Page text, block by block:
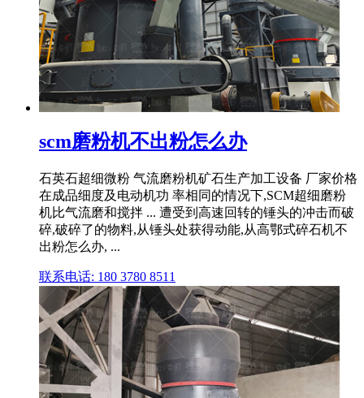
scm磨粉机不出粉怎么办
石英石超细微粉 气流磨粉机矿石生产加工设备 厂家价格
在成品细度及电动机功 率相同的情况下,SCM超细磨粉
机比气流磨和搅拌 ... 遭受到高速回转的锤头的冲击而破
碎,破碎了的物料,从锤头处获得动能,从高鄂式碎石机不
出粉怎么办, ...
联系电话: 180 3780 8511